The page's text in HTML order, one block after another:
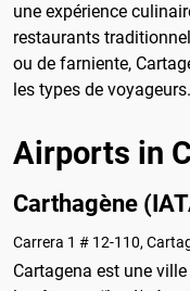
une expérience
restaurants
ou de farniente,
les types de voyageurs.
Airports in
Carthagène
Carrera 1 # 12-110,
Cartagena est une